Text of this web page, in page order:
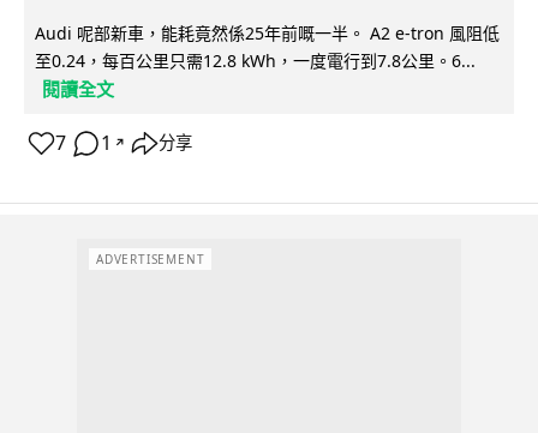
Audi 呢部新車，能耗竟然係25年前嘅一半。 A2 e-tron 風阻低
至0.24，每百公里只需12.8 kWh，一度電行到7.8公里。6...
閱讀全文
7 1 ↗ 分享
ADVERTISEMENT